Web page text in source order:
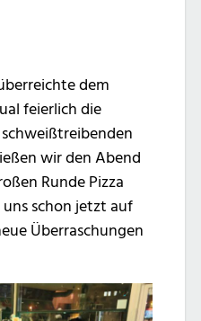
dem
feierlich die
wir den Abend
Runde Pizza
schon jetzt auf
Überraschungen